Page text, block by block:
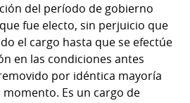
del período de gobierno
fue electo, sin perjuicio que
el cargo hasta que se efectúe
en las condiciones antes
por idéntica mayoría
Es un cargo de